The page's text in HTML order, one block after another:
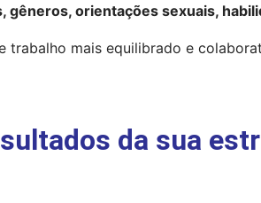
gêneros, orientações sexuais,
trabalho mais equilibrado e
da sua